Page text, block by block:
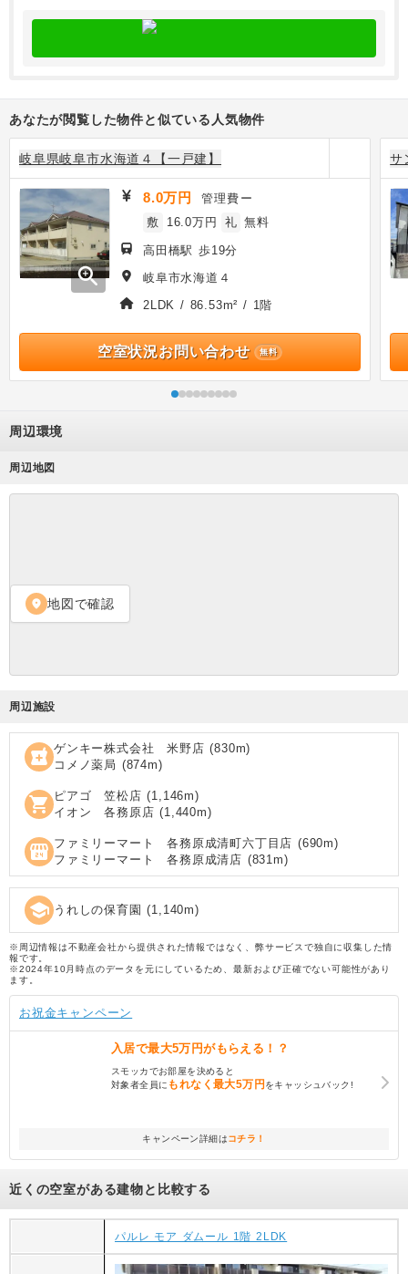
あなたが閲覧した物件と似ている人気物件
岐阜県岐阜市水海道４【一戸建】
zoom_in
8.0万円 管理費 ー
敷
16.0万円 礼 無料
高田橋駅 歩19分
岐阜市水海道４
2LDK / 86.53m² / 1階
空室状況お問い合わせ 無料
サ
周辺環境
周辺地図
location_on 地図で確認
周辺施設
local_pharmacy ゲンキー株式会社 米野店 (830m)
コメノ薬局 (874m)
shopping_cart ピアゴ 笠松店 (1,146m)
イオン 各務原店 (1,440m)
local_convenience_store ファミリーマート 各務原成清町六丁目店 (690m)
ファミリーマート 各務原成清店 (831m)
school うれしの保育園 (1,140m)
※周辺情報は不動産会社から提供された情報ではなく、弊サービスで独自に収集した情
報です。
※2024年10月時点のデータを元にしているため、最新および正確でない可能性があり
ます。
お祝金キャンペーン
入居で最大5万円がもらえる！？
スモッカでお部屋を決めると
対象者全員に もれなく最大5万円 をキャッシュバック!
キャンペーン詳細はコチラ！
近くの空室がある建物と比較する
パルレ モア ダムール 1階 2LDK